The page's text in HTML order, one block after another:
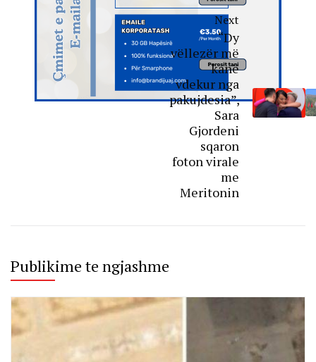
Next
“Dy
vëllezër më
kanë
vdekur nga
pakujdesia”,
Sara
Gjordeni
sqaron
foton virale
me
Meritonin
Publikime te ngjashme